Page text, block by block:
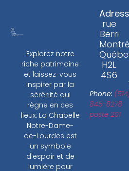
Explorez notre
riche patrimoine
et laissez-vous
inspirer par la
sérénité qui
règne en ces
lieux. La Chapelle
Notre-Dame-
de-Lourdes est
un symbole
d'espoir et de
lumière pour
rue
Berri
H2L
4S6
Phone:
845-8278
poste 201